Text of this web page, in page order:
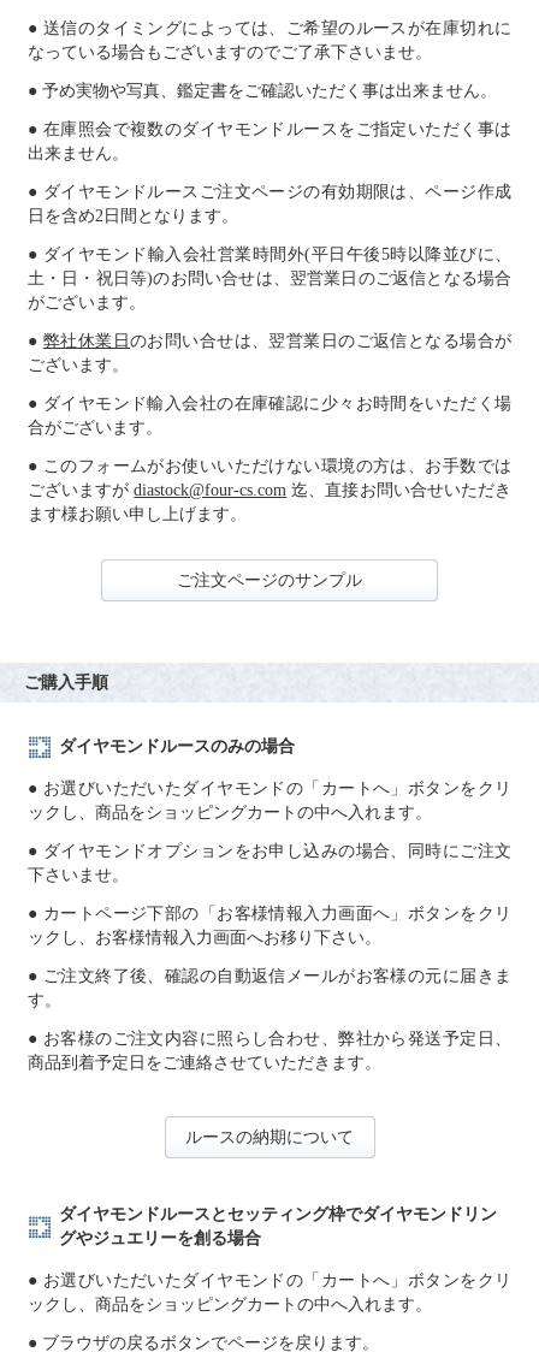
● 送信のタイミングによっては、ご希望のルースが在庫切れに
なっている場合もございますのでご了承下さいませ。
● 予め実物や写真、鑑定書をご確認いただく事は出来ません。
● 在庫照会で複数のダイヤモンドルースをご指定いただく事は
出来ません。
● ダイヤモンドルースご注文ページの有効期限は、ページ作成
日を含め2日間となります。
● ダイヤモンド輸入会社営業時間外(平日午後5時以降並びに、
土・日・祝日等)のお問い合せは、翌営業日のご返信となる場合
がございます。
● 弊社休業日 のお問い合せは、翌営業日のご返信となる場合が
ございます。
● ダイヤモンド輸入会社の在庫確認に少々お時間をいただく場
合がございます。
● このフォームがお使いいただけない環境の方は、お手数では
ございますがdiastock@four-cs.com 迄、直接お問い合せいただき
ます様お願い申し上げます。
ご注文ページのサンプル
ご購入手順
ダイヤモンドルースのみの場合
● お選びいただいたダイヤモンドの「カートへ」ボタンをクリ
ックし、商品をショッピングカートの中へ入れます。
● ダイヤモンドオプションをお申し込みの場合、同時にご注文
下さいませ。
● カートページ下部の「お客様情報入力画面へ」ボタンをクリ
ックし、お客様情報入力画面へお移り下さい。
● ご注文終了後、確認の自動返信メールがお客様の元に届きま
す。
● お客様のご注文内容に照らし合わせ、弊社から発送予定日、
商品到着予定日をご連絡させていただきます。
ルースの納期について
ダイヤモンドルースとセッティング枠でダイヤモンドリン
グやジュエリーを創る場合
● お選びいただいたダイヤモンドの「カートへ」ボタンをクリ
ックし、商品をショッピングカートの中へ入れます。
● ブラウザの戻るボタンでページを戻ります。